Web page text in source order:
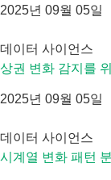
2025년 09월 05일
데이터 사이언스
상권 변화 감지를
2025년 09월 05일
데이터 사이언스
시계열 변화 패턴